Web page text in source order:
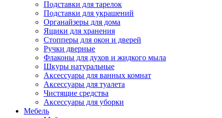
Подставки для тарелок
Подставки для украшений
Органайзеры для дома
Ящики для хранения
Стопперы для окон и дверей
Ручки дверные
Флаконы для духов и жидкого мыла
Шкуры натуральные
Аксессуары для ванных комнат
Аксессуары для туалета
Чистящие средства
Аксессуары для уборки
Мебель